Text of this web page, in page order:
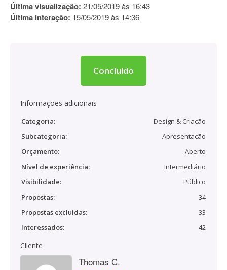
Última visualização: 21/05/2019 às 16:43
Última interação: 15/05/2019 às 14:36
Concluído
Informações adicionais
Categoria:
Design & Criação
Subcategoria:
Apresentação
Orçamento:
Aberto
Nível de experiência:
Intermediário
Visibilidade:
Público
Propostas:
34
Propostas excluídas:
33
Interessados:
42
Cliente
Thomas C.